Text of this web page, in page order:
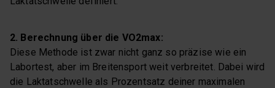
2. Berechnung über die VO2max:
Diese Methode ist zwar nicht ganz so präzise wie ein
Labortest, aber im Breitensport weit verbreitet. Dabei wird
die Laktatschwelle als Prozentsatz deiner maximalen